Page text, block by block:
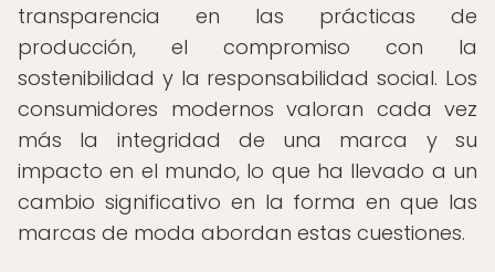
transparencia en las prácticas de
producción, el compromiso con la
sostenibilidad y la responsabilidad social. Los
consumidores modernos valoran cada vez
más la integridad de una marca y su
impacto en el mundo, lo que ha llevado a un
cambio significativo en la forma en que las
marcas de moda abordan estas cuestiones.